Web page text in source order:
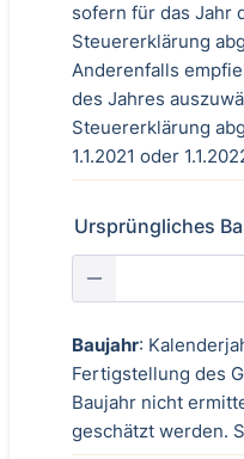
sofern für das Jahr
Steuererklärung
Anderenfalls
des Jahres
Steuererklärung
1.1.2021 oder
Ursprüngliches
Baujahr:
Fertigstellung des
Baujahr nicht
geschätzt werden.